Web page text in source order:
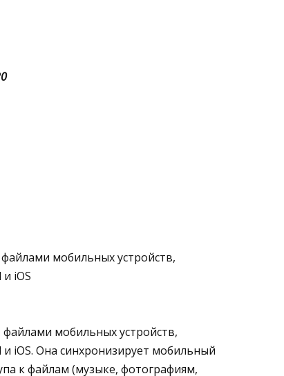
мобильных устройств,
iOS
мобильных устройств,
iOS. Она синхронизирует мобильный
к файлам (музыке, фотографиям,